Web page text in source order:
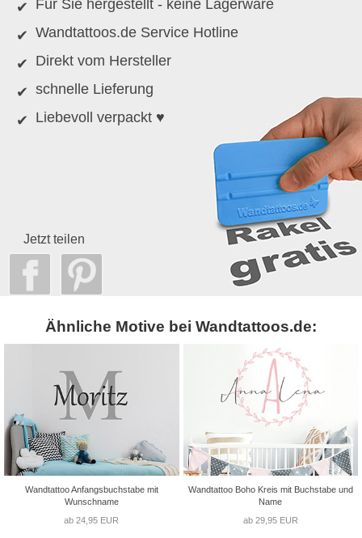
Für Sie hergestellt - keine Lagerware
Wandtattoos.de Service Hotline
Direkt vom Hersteller
schnelle Lieferung
Liebevoll verpackt ♥
Jetzt teilen
Ähnliche Motive bei Wandtattoos.de:
Wandtattoo Anfangsbuchstabe mit
Wunschname
ab 24,95 EUR
Wandtattoo Boho Kreis mit Buchstabe und
Name
ab 29,95 EUR